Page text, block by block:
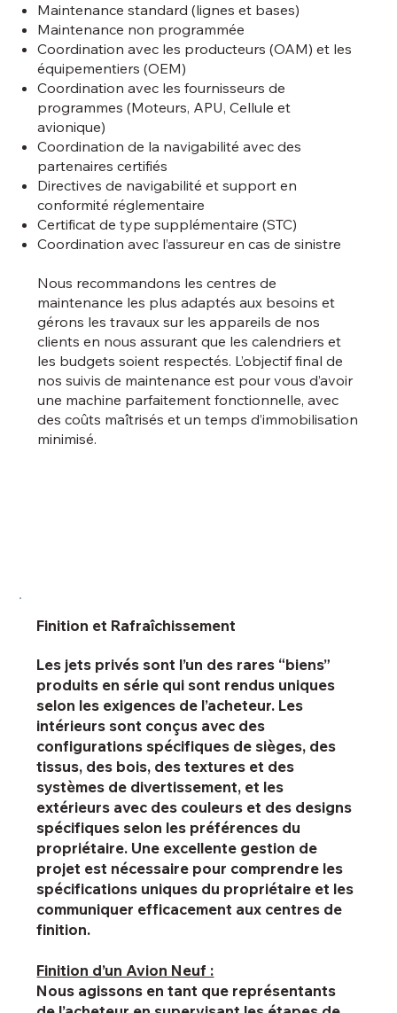
Finition et Rafraîchissement
Les jets privés sont l’un des rares “biens”
produits en série qui sont rendus uniques
selon les exigences de l’acheteur. Les
intérieurs sont conçus avec des
configurations spécifiques de sièges, des
tissus, des bois, des textures et des
systèmes de divertissement, et les
extérieurs avec des couleurs et des designs
spécifiques selon les préférences du
propriétaire. Une excellente gestion de
projet est nécessaire pour comprendre les
spécifications uniques du propriétaire et les
communiquer efficacement aux centres de
finition.
Finition d’un Avion Neuf :
Nous agissons en tant que représentants
Maintenance standard (lignes et bases)
Maintenance non programmée
Coordination avec les producteurs (OAM) et les
équipementiers (OEM)
Coordination avec les fournisseurs de
programmes (Moteurs, APU, Cellule et
avionique)
Coordination de la navigabilité avec des
partenaires certifiés
Directives de navigabilité et support en
conformité réglementaire
Certificat de type supplémentaire (STC)
Coordination avec l’assureur en cas de sinistre
Nous recommandons les centres de
maintenance les plus adaptés aux besoins et
gérons les travaux sur les appareils de nos
clients en nous assurant que les calendriers et
les budgets soient respectés. L’objectif final de
nos suivis de maintenance est pour vous d’avoir
une machine parfaitement fonctionnelle, avec
des coûts maîtrisés et un temps d’immobilisation
minimisé.